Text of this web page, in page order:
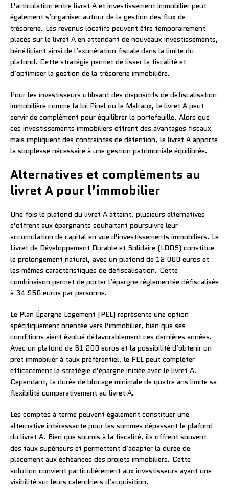
L’articulation entre livret A et investissement immobilier peut
également s’organiser autour de la gestion des flux de
trésorerie. Les revenus locatifs peuvent être temporairement
placés sur le livret A en attendant de nouveaux investissements,
bénéficiant ainsi de l’exonération fiscale dans la limite du
plafond. Cette stratégie permet de lisser la fiscalité et
d’optimiser la gestion de la trésorerie immobilière.
Pour les investisseurs utilisant des dispositifs de défiscalisation
immobilière comme la loi Pinel ou le Malraux, le livret A peut
servir de complément pour équilibrer le portefeuille. Alors que
ces investissements immobiliers offrent des avantages fiscaux
mais impliquent des contraintes de détention, le livret A apporte
la souplesse nécessaire à une gestion patrimoniale équilibrée.
Alternatives et compléments au
livret A pour l’immobilier
Une fois le plafond du livret A atteint, plusieurs alternatives
s’offrent aux épargnants souhaitant poursuivre leur
accumulation de capital en vue d’investissements immobiliers. Le
Livret de Développement Durable et Solidaire (LDDS) constitue
le prolongement naturel, avec un plafond de 12 000 euros et
les mêmes caractéristiques de défiscalisation. Cette
combinaison permet de porter l’épargne réglementée défiscalisée
à 34 950 euros par personne.
Le Plan Épargne Logement (PEL) représente une option
spécifiquement orientée vers l’immobilier, bien que ses
conditions aient évolué défavorablement ces dernières années.
Avec un plafond de 61 200 euros et la possibilité d’obtenir un
prêt immobilier à taux préférentiel, le PEL peut compléter
efficacement la stratégie d’épargne initiée avec le livret A.
Cependant, la durée de blocage minimale de quatre ans limite sa
flexibilité comparativement au livret A.
Les comptes à terme peuvent également constituer une
alternative intéressante pour les sommes dépassant le plafond
du livret A. Bien que soumis à la fiscalité, ils offrent souvent
des taux supérieurs et permettent d’adapter la durée de
placement aux échéances des projets immobiliers. Cette
solution convient particulièrement aux investisseurs ayant une
visibilité sur leurs calendriers d’acquisition.